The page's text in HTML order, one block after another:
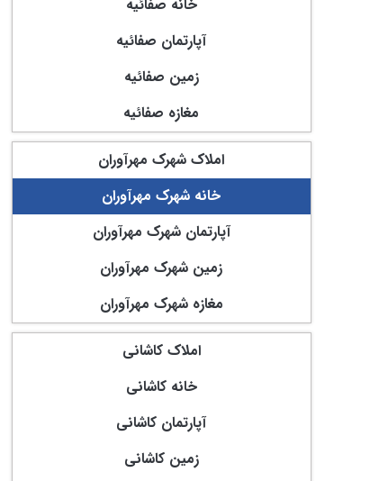
خانه صفائیه
آپارتمان صفائیه
زمین صفائیه
مغازه صفائیه
املاک شهرک مهرآوران
خانه شهرک مهرآوران
آپارتمان شهرک مهرآوران
زمین شهرک مهرآوران
مغازه شهرک مهرآوران
املاک کاشانی
خانه کاشانی
آپارتمان کاشانی
زمین کاشانی